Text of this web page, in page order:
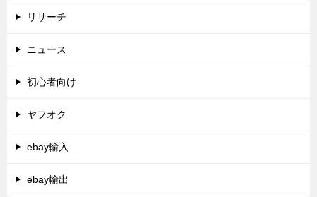
リサーチ
ニュース
初心者向け
ヤフオク
ebay輸入
ebay輸出